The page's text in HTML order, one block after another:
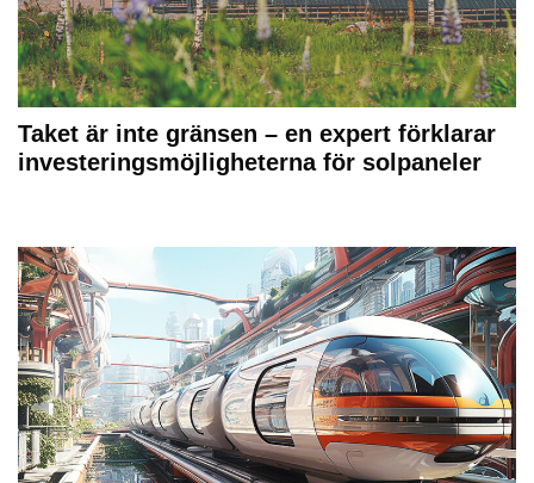
Taket är inte gränsen – en expert förklarar
investeringsmöjligheterna för solpaneler